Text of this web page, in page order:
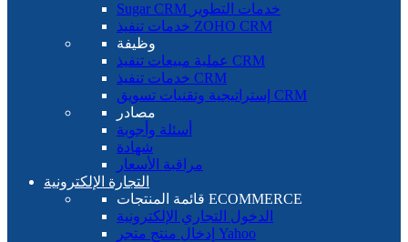
Sugar CRM خدمات التطوير
خدمات تنفيذ ZOHO CRM
وظيفة
عملية مبيعات تنفيذ CRM
خدمات تنفيذ CRM
إستراتيجية وتقنيات تسويق CRM
مصادر
أسئلة وأجوبة
شهادة
مراقبة الأسعار
التجارة الإلكترونية
قائمة المنتجات ECOMMERCE
الدخول التجاري الإلكترونية
إدخال منتج متجر Yahoo